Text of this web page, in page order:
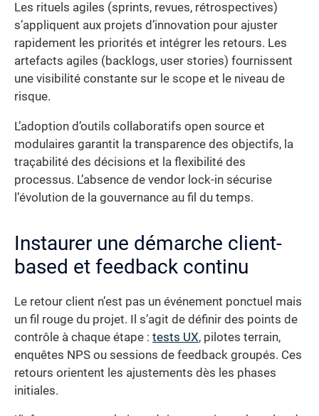
Les rituels agiles (sprints, revues, rétrospectives)
s’appliquent aux projets d’innovation pour ajuster
rapidement les priorités et intégrer les retours. Les
artefacts agiles (backlogs, user stories) fournissent
une visibilité constante sur le scope et le niveau de
risque.
L’adoption d’outils collaboratifs open source et
modulaires garantit la transparence des objectifs, la
traçabilité des décisions et la flexibilité des
processus. L’absence de vendor lock-in sécurise
l’évolution de la gouvernance au fil du temps.
Instaurer une démarche client-
based et feedback continu
Le retour client n’est pas un événement ponctuel mais
un fil rouge du projet. Il s’agit de définir des points de
contrôle à chaque étape : tests UX, pilotes terrain,
enquêtes NPS ou sessions de feedback groupés. Ces
retours orientent les ajustements dès les phases
initiales.